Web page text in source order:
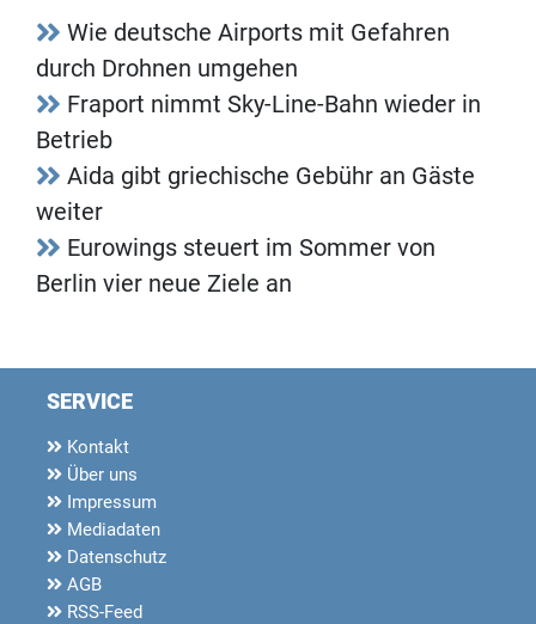
Wie deutsche Airports mit Gefahren
durch Drohnen umgehen
Fraport nimmt Sky-Line-Bahn wieder in
Betrieb
Aida gibt griechische Gebühr an Gäste
weiter
Eurowings steuert im Sommer von
Berlin vier neue Ziele an
SERVICE
Kontakt
Über uns
Impressum
Mediadaten
Datenschutz
AGB
RSS-Feed